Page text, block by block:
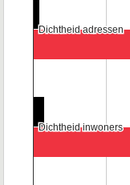
Dichtheid adressen
Dichtheid adressen
Dichtheid inwoners
Dichtheid inwoners